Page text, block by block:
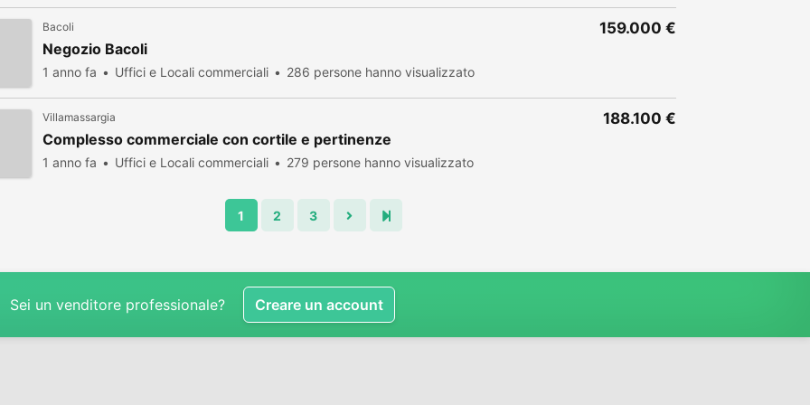
Bacoli
Negozio Bacoli
1 anno fa Uffici e Locali commerciali 286 persone hanno visualizzato
159.000 €
Villamassargia
Complesso commerciale con cortile e pertinenze
1 anno fa Uffici e Locali commerciali 279 persone hanno visualizzato
188.100 €
1 2 3
Sei un venditore professionale? Creare un account